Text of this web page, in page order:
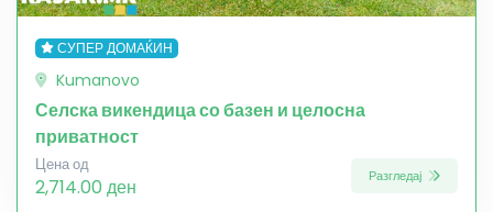
СУПЕР ДОМАЌИН
Kumanovo
Селска викендица со базен и целосна
приватност
Цена од
2,714.00 ден Разгледај